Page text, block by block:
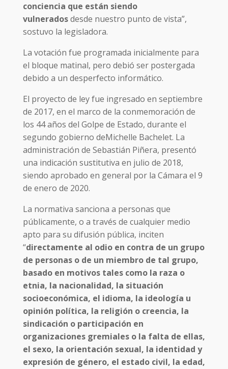
conciencia que están siendo
vulneradosdesde nuestro punto de vista”,
sostuvo la legisladora.
La votación fue programada inicialmente para
el bloque matinal, pero debió ser postergada
debido a un desperfecto informático.
El proyecto de ley fue ingresado en septiembre
de 2017, en el marco de la conmemoración de
los 44 años del Golpe de Estado, durante el
segundo gobierno deMichelle Bachelet. La
administración de Sebastián Piñera, presentó
una indicación sustitutiva en julio de 2018,
siendo aprobado en general por la Cámara el 9
de enero de 2020.
La normativa sanciona a personas que
públicamente, o a través de cualquier medio
apto para su difusión pública, inciten
“directamente al odio en contra de un grupo
de personas o de un miembro de tal grupo,
basado en motivos tales como la raza o
etnia, la nacionalidad, la situación
socioeconómica, el idioma, la ideología u
opinión política, la religión o creencia, la
sindicación o participación en
organizaciones gremiales o la falta de ellas,
el sexo, la orientación sexual, la identidad y
expresión de género, el estado civil, la edad,